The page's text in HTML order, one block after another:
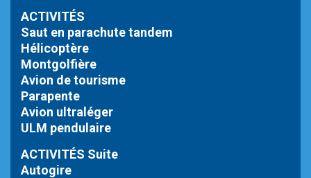
ACTIVITÉS
Saut en parachute tandem
Hélicoptère
Montgolfière
Avion de tourisme
Parapente
Avion ultraléger
ULM pendulaire
ACTIVITÉS Suite
Autogire